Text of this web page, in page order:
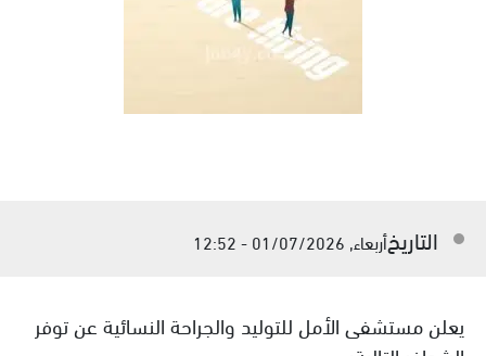
التاريخأربعاء, 01/07/2026 - 12:52
يعلن مستشفى الأمل للتوليد والجراحة النسائية عن توفر